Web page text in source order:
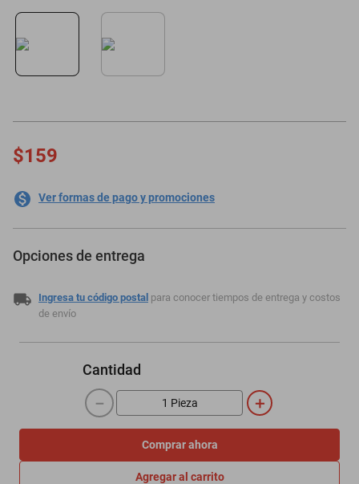
$159
Ver formas de pago y promociones
Opciones de entrega
Ingresa tu código postal para conocer tiempos de entrega y costos
de envío
Cantidad
＋
－
Comprar ahora
Agregar al carrito
oppo